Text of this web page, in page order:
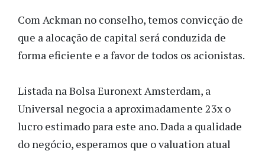
Com Ackman no conselho, temos convicção de
que a alocação de capital será conduzida de
forma eficiente e a favor de todos os acionistas.
Listada na Bolsa Euronext Amsterdam, a
Universal negocia a aproximadamente 23x o
lucro estimado para este ano. Dada a qualidade
do negócio, esperamos que o valuation atual